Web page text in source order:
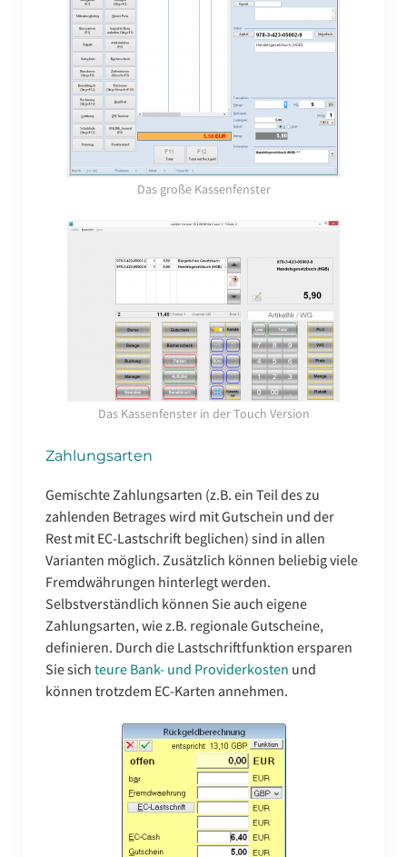
Das große Kassenfenster
Das Kassenfenster in der Touch Version
Zahlungsarten
Gemischte Zahlungsarten (z.B. ein Teil des zu
zahlenden Betrages wird mit Gutschein und der
Rest mit EC-Lastschrift beglichen) sind in allen
Varianten möglich. Zusätzlich können beliebig viele
Fremdwährungen hinterlegt werden.
Selbstverständlich können Sie auch eigene
Zahlungsarten, wie z.B. regionale Gutscheine,
definieren. Durch die Lastschriftfunktion ersparen
Sie sich teure Bank- und Providerkosten und
können trotzdem EC-Karten annehmen.